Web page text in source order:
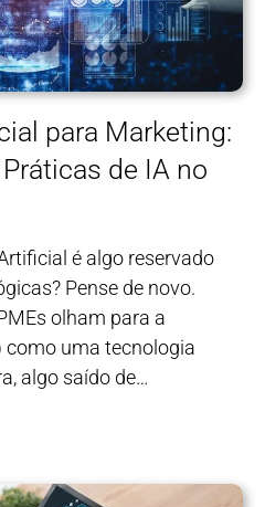
para Marketing:
de IA no
é algo reservado
Pense de novo.
olham para a
como uma tecnologia
algo saído de…